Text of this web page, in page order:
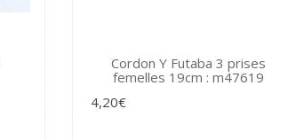
Cordon Y Futaba 3 prises
femelles 19cm : m47619
4,20€